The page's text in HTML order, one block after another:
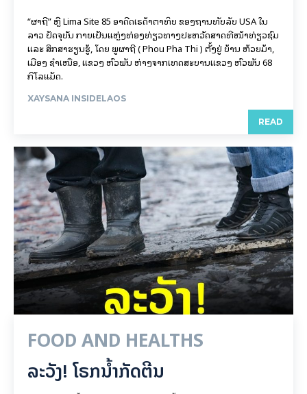
ARTS AND CULTURES
ຮູ້ຈັກກັບ! ເມືອງລາວບູຮານ ໃນສະໄໝ
ກ່ອນ.
ຕາມການຄົ້ນຄວ້າຂອງນັກບູຮານຄະດີ ແລະ ນັກປະຫວັດສາດໄດ້ຢັ້ງຢືນໃຫ້
ພວກເຮົາຮູ້ວ່າ ຂະບວນ ວິວັດແຫ່ງການກໍ່ຕັ້ງອານາຈັກເມືອງ (ນະຄອນລັດ)
ຂອງຄົນລາວໃນດິນແດນລາວນັ້ນມີຄວາມເປັນມາ ອັນຍາວນານ ແລະ
ກໍ່ຕັ້ງ ອານາຈັກຂອງຄົນລາວ. ເຖິງຢ່າງໃດກໍຕາມ, ພໍສາມາດສະຫຼຸບໄດ້ວ່າ
ກຸ່ມຄົນທີ່ຕັ້ງຖິ່ນຖານຢູ່ໃນ ແຜນດິນລາວ ປະກອບມີຫຼາຍຊົນເຜົ່າເຊັ່ນ:
ມອນ-ຂະແມ, ລາວ-ໄຕ, ຈີນ-ທິເບດ ແລະ ມົ້ງ-ອິວມຽນປະສົມປະສານ
ເຂົ້າກັນ, ມີທັງກຸ່ມຄົນທີ່ກຳເນີດຢູ່ທີ່ນີ້ ແລະ ເຄື່ອນຍ້າຍ ໄປມາໃນຂົງເຂດ